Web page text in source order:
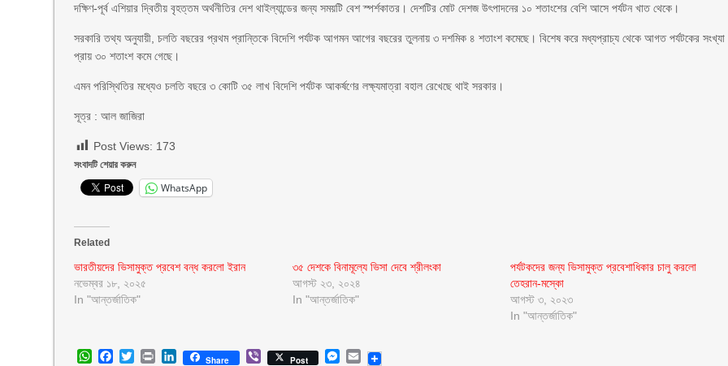
দক্ষিণ-পূর্ব এশিয়ার দ্বিতীয় বৃহত্তম অর্থনীতির দেশ থাইল্যান্ডের জন্য সময়টি বেশ স্পর্শকাতর। দেশটির মোট দেশজ উৎপাদনের ১০ শতাংশের বেশি আসে পর্যটন খাত থেকে।
সরকারি তথ্য অনুযায়ী, চলতি বছরের প্রথম প্রান্তিকে বিদেশি পর্যটক আগমন আগের বছরের তুলনায় ৩ দশমিক ৪ শতাংশ কমেছে। বিশেষ করে মধ্যপ্রাচ্য থেকে আগত পর্যটকের সংখ্যা
প্রায় ৩০ শতাংশ কমে গেছে।
এমন পরিস্থিতির মধ্যেও চলতি বছরে ৩ কোটি ৩৫ লাখ বিদেশি পর্যটক আকর্ষণের লক্ষ্যমাত্রা বহাল রেখেছে থাই সরকার।
সূত্র : আল জাজিরা
Post Views: 173
সংবাদটি শেয়ার করুন
WhatsApp
Related
ভারতীয়দের ভিসামুক্ত প্রবেশ বন্ধ করলো ইরান
নভেম্বর ১৮, ২০২৫
In "আন্তর্জাতিক"
৩৫ দেশকে বিনামূল্যে ভিসা দেবে শ্রীলংকা
আগস্ট ২৩, ২০২৪
In "আন্তর্জাতিক"
পর্যটকদের জন্য ভিসামুক্ত প্রবেশাধিকার চালু করলো
তেহরান-মস্কো
আগস্ট ৩, ২০২৩
In "আন্তর্জাতিক"
WhatsApp
Facebook
Twitter
Print LinkedIn
Share ViberPost Messenger
Email